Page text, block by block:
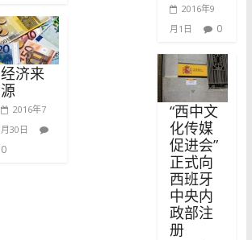
经济来
源
2016年7
月30日
0
2016年9
月1日
0
“西中文
化传媒
促进会”
正式向
西班牙
中央内
政部注
册